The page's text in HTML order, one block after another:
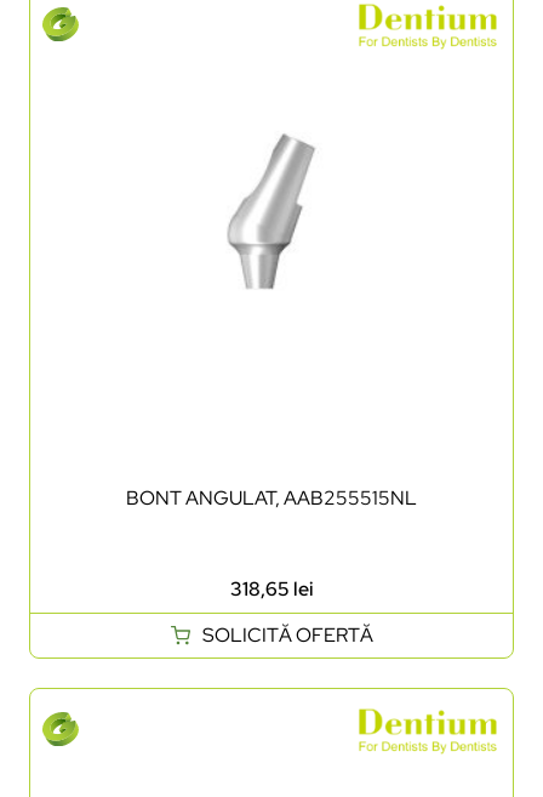
BONT ANGULAT, AAB255515NL
318,65 lei
SOLICITĂ OFERTĂ